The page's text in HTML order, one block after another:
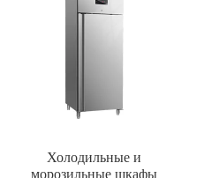
Холодильные и